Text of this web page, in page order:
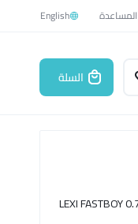
English
السلة